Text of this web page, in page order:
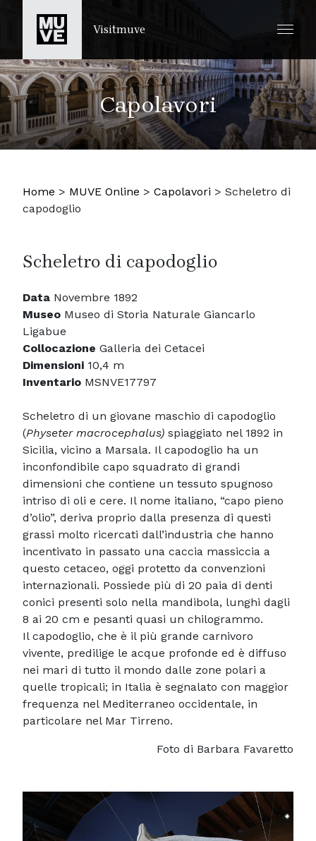
SALTA AL CONTENUTO PRINCIPALE
Visitmuve
Capolavori
Home > MUVE Online > Capolavori > Scheletro di
capodoglio
Scheletro di capodoglio
Data Novembre 1892
Museo Museo di Storia Naturale Giancarlo
Ligabue
Collocazione Galleria dei Cetacei
Dimensioni 10,4 m
Inventario MSNVE17797
Scheletro di un giovane maschio di capodoglio
(Physeter macrocephalus) spiaggiato nel 1892 in
Sicilia, vicino a Marsala. Il capodoglio ha un
inconfondibile capo squadrato di grandi
dimensioni che contiene un tessuto spugnoso
intriso di oli e cere. Il nome italiano, “capo pieno
d’olio”, deriva proprio dalla presenza di questi
grassi molto ricercati dall’industria che hanno
incentivato in passato una caccia massiccia a
questo cetaceo, oggi protetto da convenzioni
internazionali. Possiede più di 20 paia di denti
conici presenti solo nella mandibola, lunghi dagli
8 ai 20 cm e pesanti quasi un chilogrammo.
Il capodoglio, che è il più grande carnivoro
vivente, predilige le acque profonde ed è diffuso
nei mari di tutto il mondo dalle zone polari a
quelle tropicali; in Italia è segnalato con maggior
frequenza nel Mediterraneo occidentale, in
particolare nel Mar Tirreno.
Foto di Barbara Favaretto